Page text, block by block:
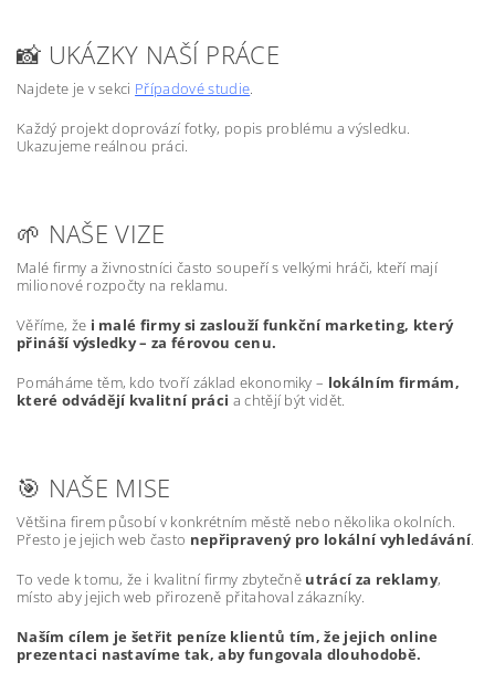
📸 UKÁZKY NAŠÍ PRÁCE
Najdete je v sekci Případové studie.
Každý projekt doprovází fotky, popis problému a výsledku.
Ukazujeme reálnou práci.
🌱 NAŠE VIZE
Malé firmy a živnostníci často soupeří s velkými hráči, kteří mají
milionové rozpočty na reklamu.
Věříme, že i malé firmy si zaslouží funkční marketing, který
přináší výsledky – za férovou cenu.
Pomáháme těm, kdo tvoří základ ekonomiky – lokálním firmám,
které odvádějí kvalitní práci a chtějí být vidět.
🎯 NAŠE MISE
Většina firem působí v konkrétním městě nebo několika okolních.
Přesto je jejich web často nepřipravený pro lokální vyhledávání.
To vede k tomu, že i kvalitní firmy zbytečně utrácí za reklamy,
místo aby jejich web přirozeně přitahoval zákazníky.
Naším cílem je šetřit peníze klientů tím, že jejich online
prezentaci nastavíme tak, aby fungovala dlouhodobě.